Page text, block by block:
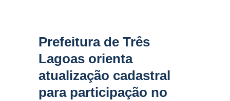
Prefeitura de Três
Lagoas orienta
atualização cadastral
para participação no